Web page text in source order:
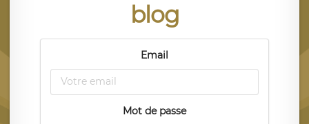
blog
Email
Mot de passe